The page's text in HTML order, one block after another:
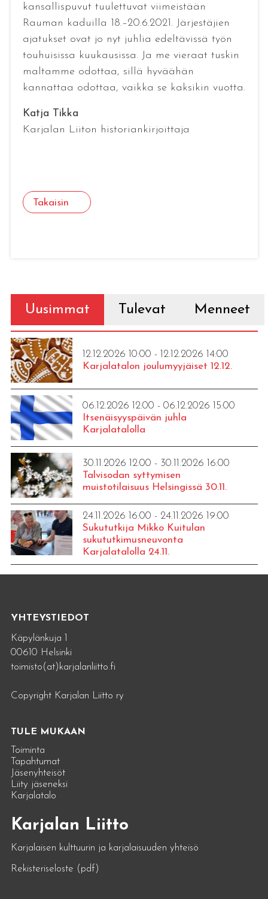
kansallispuvut tuulettuvat viimeistään
Rauman kaduilla 18.–20.6.2021. Järjestäjien
ajatukset ovat jo nyt juhlia edeltävissä työn
touhuisissa kuukausissa. Ja me vieraat tuskin
maltamme odottaa, sillä hyväähän
kannattaa odottaa, vaikka se kaksikin vuotta.
Katja Tikka
Karjalan Liiton historiankirjoittaja
Takaisin
Uusimmat Tulevat Menneet
12.12.2026 10:00 - 12.12.2026 14:00
Karjalatalon joulumyyjäiset 12.12.
06.12.2026 12:00 - 06.12.2026 15:00
Itsenäisyyspäivän juhla
Karjalatalolla
30.11.2026 12:00 - 30.11.2026 16:00
Talvisodan syttymisen
muistotilaisuus Helsingissä 30.11.
24.11.2026 16:00 - 24.11.2026 19:00
Sukututkija Mikko Kuitulan
sukututkimusneuvonta
Karjalatalolla 24.11.
YHTEYSTIEDOT
Käpylänkuja 1
00610 Helsinki
toimisto(at)karjalanliitto.fi
Copyright Karjalan Liitto ry
TULE MUKAAN
Toiminta
Tapahtumat
Jäsenyhteisöt
Liity jäseneksi
Karjalatalo
Karjalan Liitto
Karjalaisen kulttuurin ja karjalaisuuden yhteisö
Rekisteriseloste (pdf)